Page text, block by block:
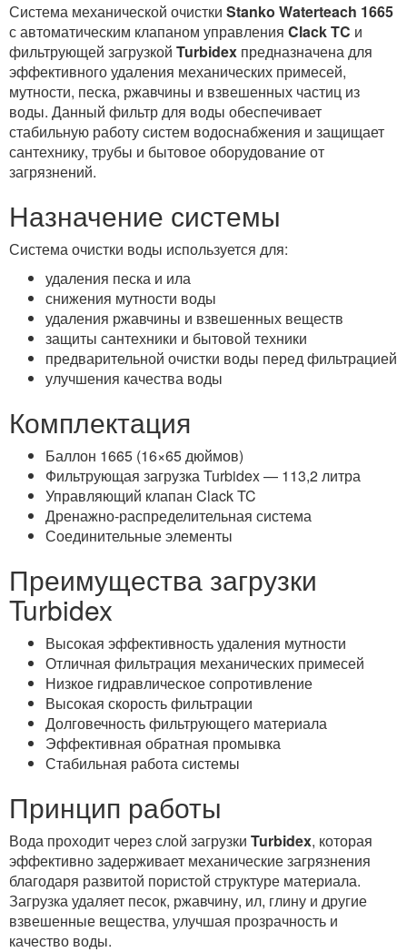
Система механической очистки Stanko Waterteach 1665
с автоматическим клапаном управления Clack TC и
фильтрующей загрузкой Turbidex предназначена для
эффективного удаления механических примесей,
мутности, песка, ржавчины и взвешенных частиц из
воды. Данный фильтр для воды обеспечивает
стабильную работу систем водоснабжения и защищает
сантехнику, трубы и бытовое оборудование от
загрязнений.
Назначение системы
Система очистки воды используется для:
удаления песка и ила
снижения мутности воды
удаления ржавчины и взвешенных веществ
защиты сантехники и бытовой техники
предварительной очистки воды перед фильтрацией
улучшения качества воды
Комплектация
Баллон 1665 (16×65 дюймов)
Фильтрующая загрузка Turbidex — 113,2 литра
Управляющий клапан Clack TC
Дренажно-распределительная система
Соединительные элементы
Преимущества загрузки
Turbidex
Высокая эффективность удаления мутности
Отличная фильтрация механических примесей
Низкое гидравлическое сопротивление
Высокая скорость фильтрации
Долговечность фильтрующего материала
Эффективная обратная промывка
Стабильная работа системы
Принцип работы
Вода проходит через слой загрузки Turbidex, которая
эффективно задерживает механические загрязнения
благодаря развитой пористой структуре материала.
Загрузка удаляет песок, ржавчину, ил, глину и другие
взвешенные вещества, улучшая прозрачность и
качество воды.